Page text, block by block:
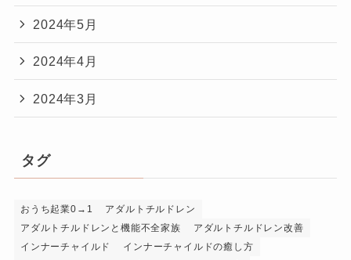
2024年5月
2024年4月
2024年3月
タグ
おうち起業0→1
アダルトチルドレン
アダルトチルドレンと機能不全家族
アダルトチルドレン改善
インナーチャイルド
インナーチャイルドの癒し方